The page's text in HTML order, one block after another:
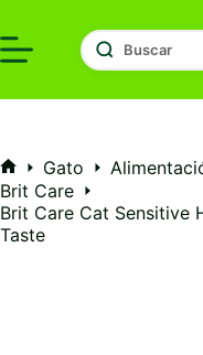
al
contenido
Inicio
Gato
Brit Care
Brit Care Cat Sensitive
Taste